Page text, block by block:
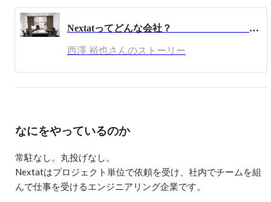
また、フリーペーパーの作成に夢中になり、計3回累計4万
5千部を発行。
ィリピンに逃亡。
イトに明け暮れ
Nextatってどんな会社？ 〜Nextatを作っていく経営陣と管理職の素顔〜
西澤 裕也さんのストーリー
なにをやっているのか
常駐なし。丸投げなし。
Nextatはプロジェクト単位で依頼を受け、社内でチームを組
んで仕事を受けるエンジニアリング企業です。